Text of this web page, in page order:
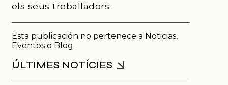
els seus treballadors.
Esta publicación no pertenece a Noticias,
Eventos o Blog.